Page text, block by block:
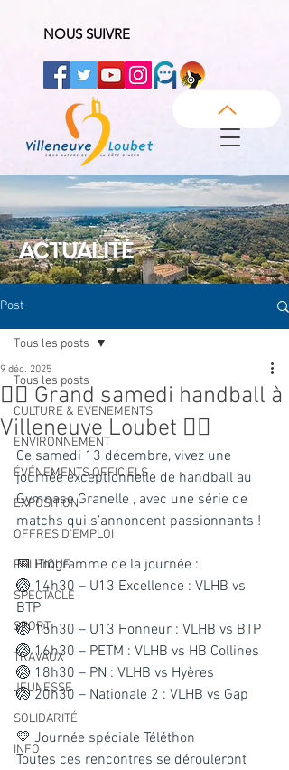
NOUS SUIVRE
ACTUALITÉ
Post
Tous les posts
CULTURE & EVENEMENTS
ENVIRONNEMENT
ÉVÉNEMENTS OFFICIELS
EXPOSITION
OFFRES D'EMPLOI
POLITIQUE
SPECTACLE
SPORT
TRAVAUX
JEUNESSE
SOLIDARITÉ
INFO
Tous les posts
🤾‍♂ Grand samedi handball à
Villeneuve Loubet 🤾‍♀
9 déc. 2025
Ce samedi 13 décembre, vivez une
journée exceptionnelle de handball au
Gymnase Granelle , avec une série de
matchs qui s’annoncent passionnants !
📅 Programme de la journée :
🏐 14h30 – U13 Excellence : VLHB vs
BTP
🏐 15h30 – U13 Honneur : VLHB vs BTP
🏐 16h30 – PETM : VLHB vs HB Collines
🏐 18h30 – PN : VLHB vs Hyères
🏐 20h30 – Nationale 2 : VLHB vs Gap
💛 Journée spéciale Téléthon
Toutes ces rencontres se dérouleront